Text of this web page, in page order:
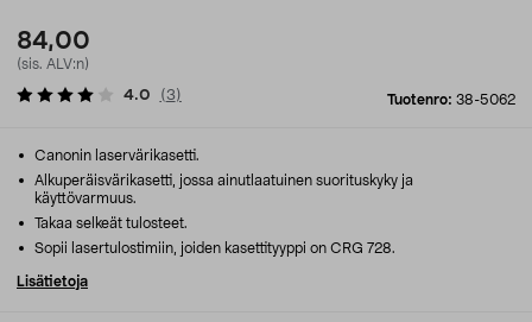
84,00
(sis. ALV:n)
Tuotenro: 38-5062
4.0 (3)
Canonin laservärikasetti.
Alkuperäisvärikasetti, jossa ainutlaatuinen suorituskyky ja
käyttövarmuus.
Takaa selkeät tulosteet.
Sopii lasertulostimiin, joiden kasettityyppi on CRG 728.
Lisätietoja